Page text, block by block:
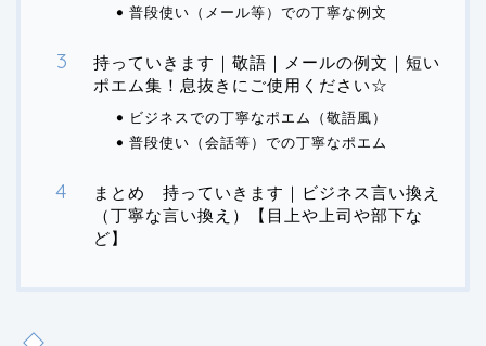
普段使い（メール等）での丁寧な例文
持っていきます｜敬語｜メールの例文｜短い
ポエム集！息抜きにご使用ください☆
ビジネスでの丁寧なポエム（敬語風）
普段使い（会話等）での丁寧なポエム
まとめ 持っていきます｜ビジネス言い換え
（丁寧な言い換え）【目上や上司や部下な
ど】